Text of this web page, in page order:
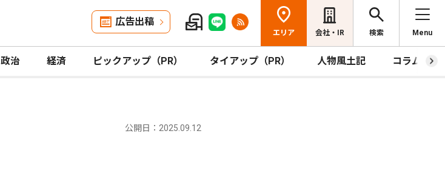
広告出稿
エリア 会社・IR 検索 Menu
政治 経済 ピックアップ（PR） タイアップ（PR） 人物風土記 コラム
公開日：2025.09.12